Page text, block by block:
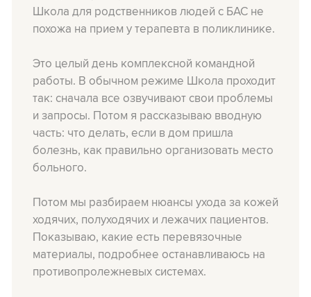
Школа для родственников людей с БАС не
похожа на прием у терапевта в поликлинике.
Это целый день комплексной командной
работы. В обычном режиме Школа проходит
так: сначала все озвучивают свои проблемы
и запросы. Потом я рассказываю вводную
часть: что делать, если в дом пришла
болезнь, как правильно организовать место
больного.
Потом мы разбираем нюансы ухода за кожей
ходячих, полуходячих и лежачих пациентов.
Показываю, какие есть перевязочные
материалы, подробнее останавливаюсь на
противопролежневых системах.